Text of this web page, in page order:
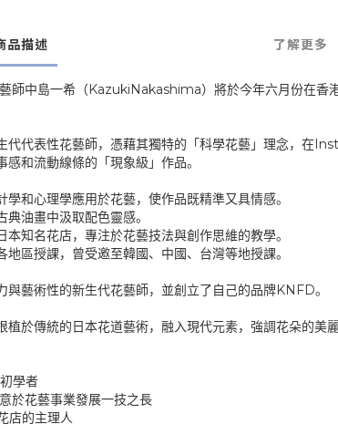
品描述 了解更多
師中島一希（ KazukiNakashima）將於今年六月份在香
代代表性花藝師，憑藉其獨特的「科學花藝」理念，在
感和流動線條的「現象級」作品。
學和心理學應用於花藝，使作品既精準又具情感。
典油畫中汲取配色靈感。
本知名花店，專注於花藝技法與創作思維的教學。
地區授課，曾受邀至韓國、中國、台灣等地授課。
與藝術性的新生代花藝師，並創立了自己的品牌KNFD。
植於傳統的日本花道藝術，融入現代元素，強調花朵的美
學者
於花藝事業發展一技之長
店的主理人